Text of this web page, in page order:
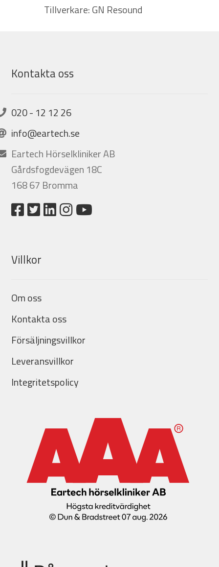
Tillverkare: GN Resound
Kontakta oss
020 - 12 12 26
info@eartech.se
Eartech Hörselkliniker AB
Gårdsfogdevägen 18C
168 67 Bromma
Villkor
Om oss
Kontakta oss
Försäljningsvillkor
Leveransvillkor
Integritetspolicy